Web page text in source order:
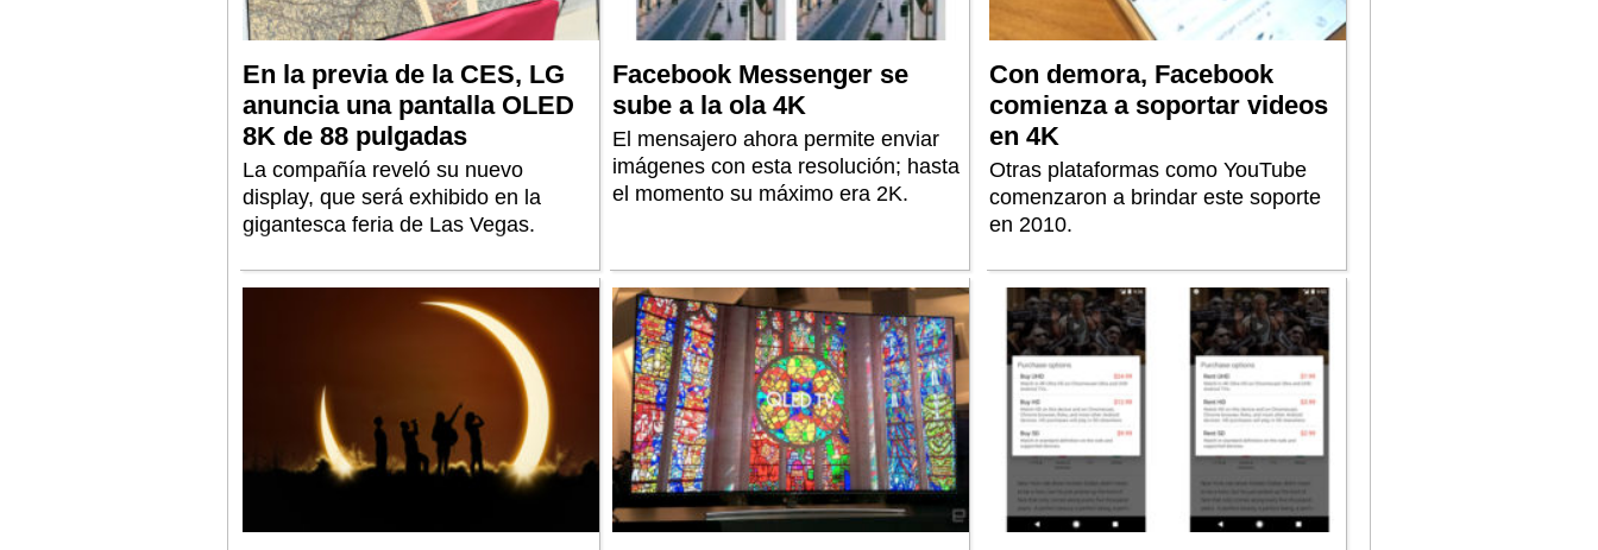
En la previa de la CES, LG
anuncia una pantalla OLED
8K de 88 pulgadas
La compañía reveló su nuevo
display, que será exhibido en la
gigantesca feria de Las Vegas.
Facebook Messenger se
sube a la ola 4K
El mensajero ahora permite enviar
imágenes con esta resolución; hasta
el momento su máximo era 2K.
Con demora, Facebook
comienza a soportar videos
en 4K
Otras plataformas como YouTube
comenzaron a brindar este soporte
en 2010.